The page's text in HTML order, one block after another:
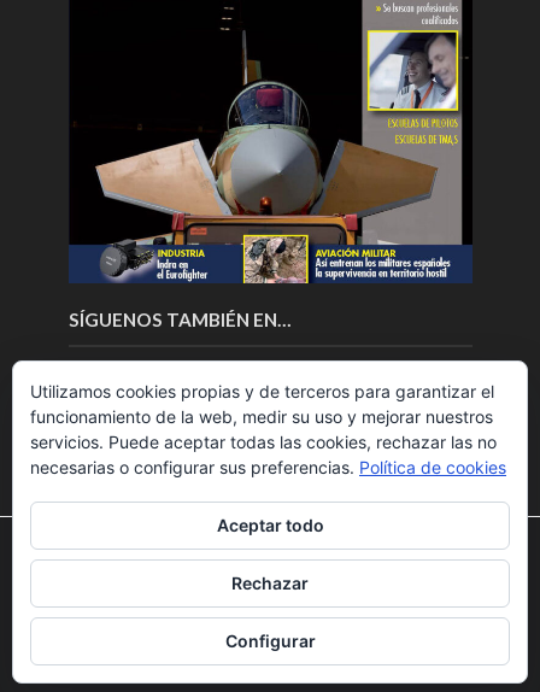
SÍGUENOS TAMBIÉN EN…
Copyright © 2018.Fly News.Noticias aerospacial
UAS aviación comercial
Utilizamos cookies para ofrecerte la mejor experiencia en
nuestra web.
Puedes aprender más sobre qué cookies utilizamos o
desactivarlas en losajustes.
Utilizamos cookies propias y de terceros para garantizar el
funcionamiento de la web, medir su uso y mejorar nuestros
servicios. Puede aceptar todas las cookies, rechazar las no
necesarias o configurar sus preferencias. Política de cookies
Aceptar todo
Rechazar
Configurar